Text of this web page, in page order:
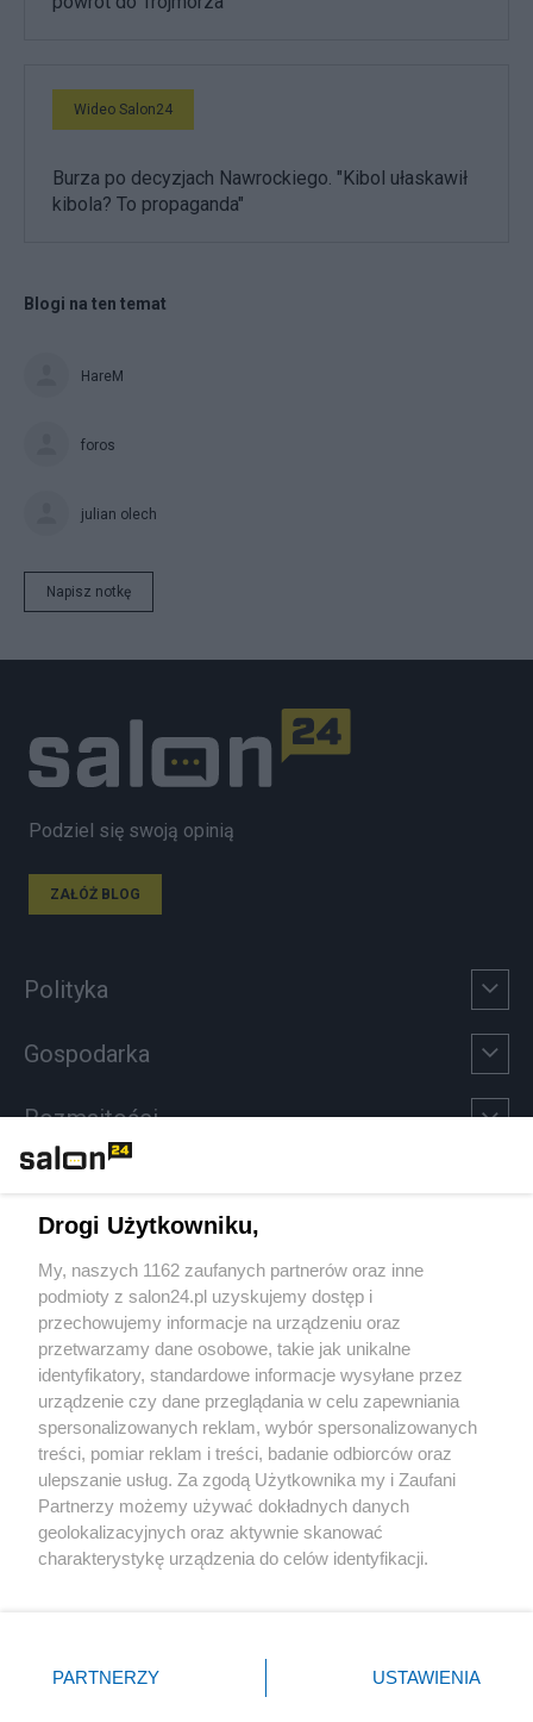
Wideo Salon24
Burza po decyzjach Nawrockiego. "Kibol ułaskawił
kibola? To propaganda"
Blogi na ten temat
HareM
foros
julian olech
Napisz notkę
Podziel się swoją opinią
ZAŁÓŻ BLOG
Polityka
Gospodarka
Rozmaitości
Sport
Społeczeństwo
Kultura
X Facebook Instagram Youtube
Drogi Użytkowniku,
My, naszych 1162 zaufanych partnerów oraz inne
podmioty z salon24.pl uzyskujemy dostęp i
przechowujemy informacje na urządzeniu oraz
przetwarzamy dane osobowe, takie jak unikalne
identyfikatory, standardowe informacje wysyłane przez
urządzenie czy dane przeglądania w celu zapewniania
spersonalizowanych reklam, wybór spersonalizowanych
treści, pomiar reklam i treści, badanie odbiorców oraz
ulepszanie usług. Za zgodą Użytkownika my i Zaufani
Partnerzy możemy używać dokładnych danych
geolokalizacyjnych oraz aktywnie skanować
charakterystykę urządzenia do celów identyfikacji.
zmienić/wycofać klikając przycisk ustawień prywatności
znajdujący się w lewym dolnym rogu strony
PARTNERZY USTAWIENIA